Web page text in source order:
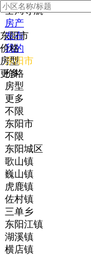
全局导航
房产
发布
我的
东阳市
价格
房型
更多
东阳市
价格
房型
更多
不限
东阳市
不限
东阳城区
歌山镇
巍山镇
虎鹿镇
佐村镇
三单乡
东阳江镇
湖溪镇
横店镇